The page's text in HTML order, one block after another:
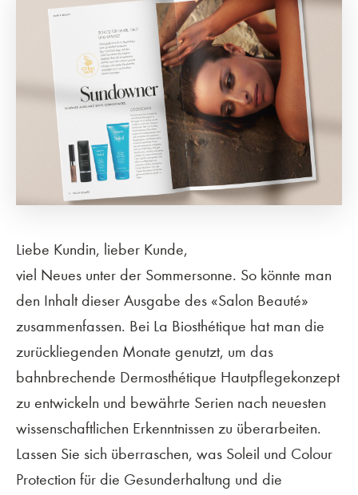
Liebe Kundin, lieber Kunde,
viel Neues unter der Sommersonne. So könnte man
den Inhalt dieser Ausgabe des «Salon Beauté»
zusammenfassen. Bei La Biosthétique hat man die
zurückliegenden Monate genutzt, um das
bahnbrechende Dermosthétique Hautpflegekonzept
zu entwickeln und bewährte Serien nach neuesten
wissenschaftlichen Erkenntnissen zu überarbeiten.
Lassen Sie sich überraschen, was Soleil und Colour
Protection für die Gesunderhaltung und die